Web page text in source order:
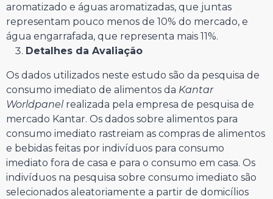
aromatizado e águas aromatizadas, que juntas
representam pouco menos de 10% do mercado, e
água engarrafada, que representa mais 11%.
Detalhes da Avaliação
Os dados utilizados neste estudo são da pesquisa de
consumo imediato de alimentos da Kantar
Worldpanel realizada pela empresa de pesquisa de
mercado Kantar. Os dados sobre alimentos para
consumo imediato rastreiam as compras de alimentos
e bebidas feitas por indivíduos para consumo
imediato fora de casa e para o consumo em casa. Os
indivíduos na pesquisa sobre consumo imediato são
selecionados aleatoriamente a partir de domicílios